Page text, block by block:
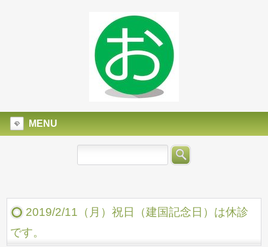
MENU
2019/2/11（月）祝日（建国記念日）は休診
です。